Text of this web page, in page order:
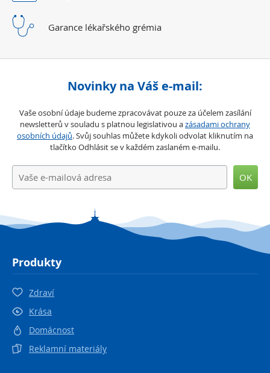
Garance lékařského grémia
Novinky na Váš e-mail:
Vaše osobní údaje budeme zpracovávat pouze za účelem zasílání
newsletterů v souladu s platnou legislativou azásadami ochrany
osobních údajů. Svůj souhlas můžete kdykoli odvolat kliknutím na
tlačítko Odhlásit se v každém zaslaném e-mailu.
OK
Produkty
Zdraví
Krása
Domácnost
Reklamní materiály